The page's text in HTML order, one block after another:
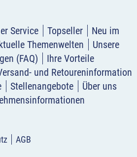
Service Topseller
Neu im
Themenwelten
Unsere
(FAQ)
Ihre Vorteile
und Retoureninformation
Stellenangebote
Über uns
AGB